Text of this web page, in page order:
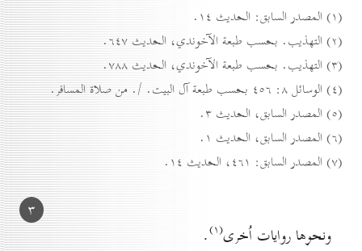
(۱) المصدر السابق: الحديث ۱٤.
(۲) التهذيب. بحسب طبعة الآخوندي، الحديث ٦٤۷.
(۳) التهذيب. بحسب طبعة الآخوندي، الحديث ۷۸۸.
(٤) الوسائل ۸: ٤٥٦ بحسب طبعة آل البيت. /. من صلاة المسافر.
(٥) المصدر السابق، الحديث ۳.
(٦) المصدر السابق، الحديث ۱.
(۷) المصدر السابق: ٤٦۱، الحديث ۱٤.
۳
ونحوها روايات اُخرى(۱) .